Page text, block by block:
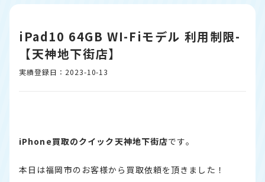
iPad10 64GB WI-Fiモデル 利用制限-
【天神地下街店】
実績登録日：2023-10-13
iPhone買取のクイック天神地下街店です。
本日は福岡市のお客様から買取依頼を頂きました！